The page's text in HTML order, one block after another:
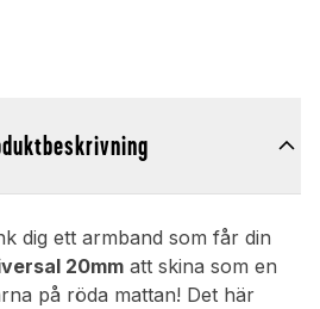
dig ett armband som får din
20mmatt skina som en
på röda mattan! Det här